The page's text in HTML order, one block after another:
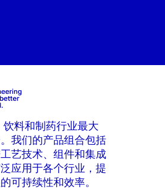
饮料和制药行业最大
我们的产品组合包括
艺技术、组件和集成
应用于各个行业，提
可持续性和效率。